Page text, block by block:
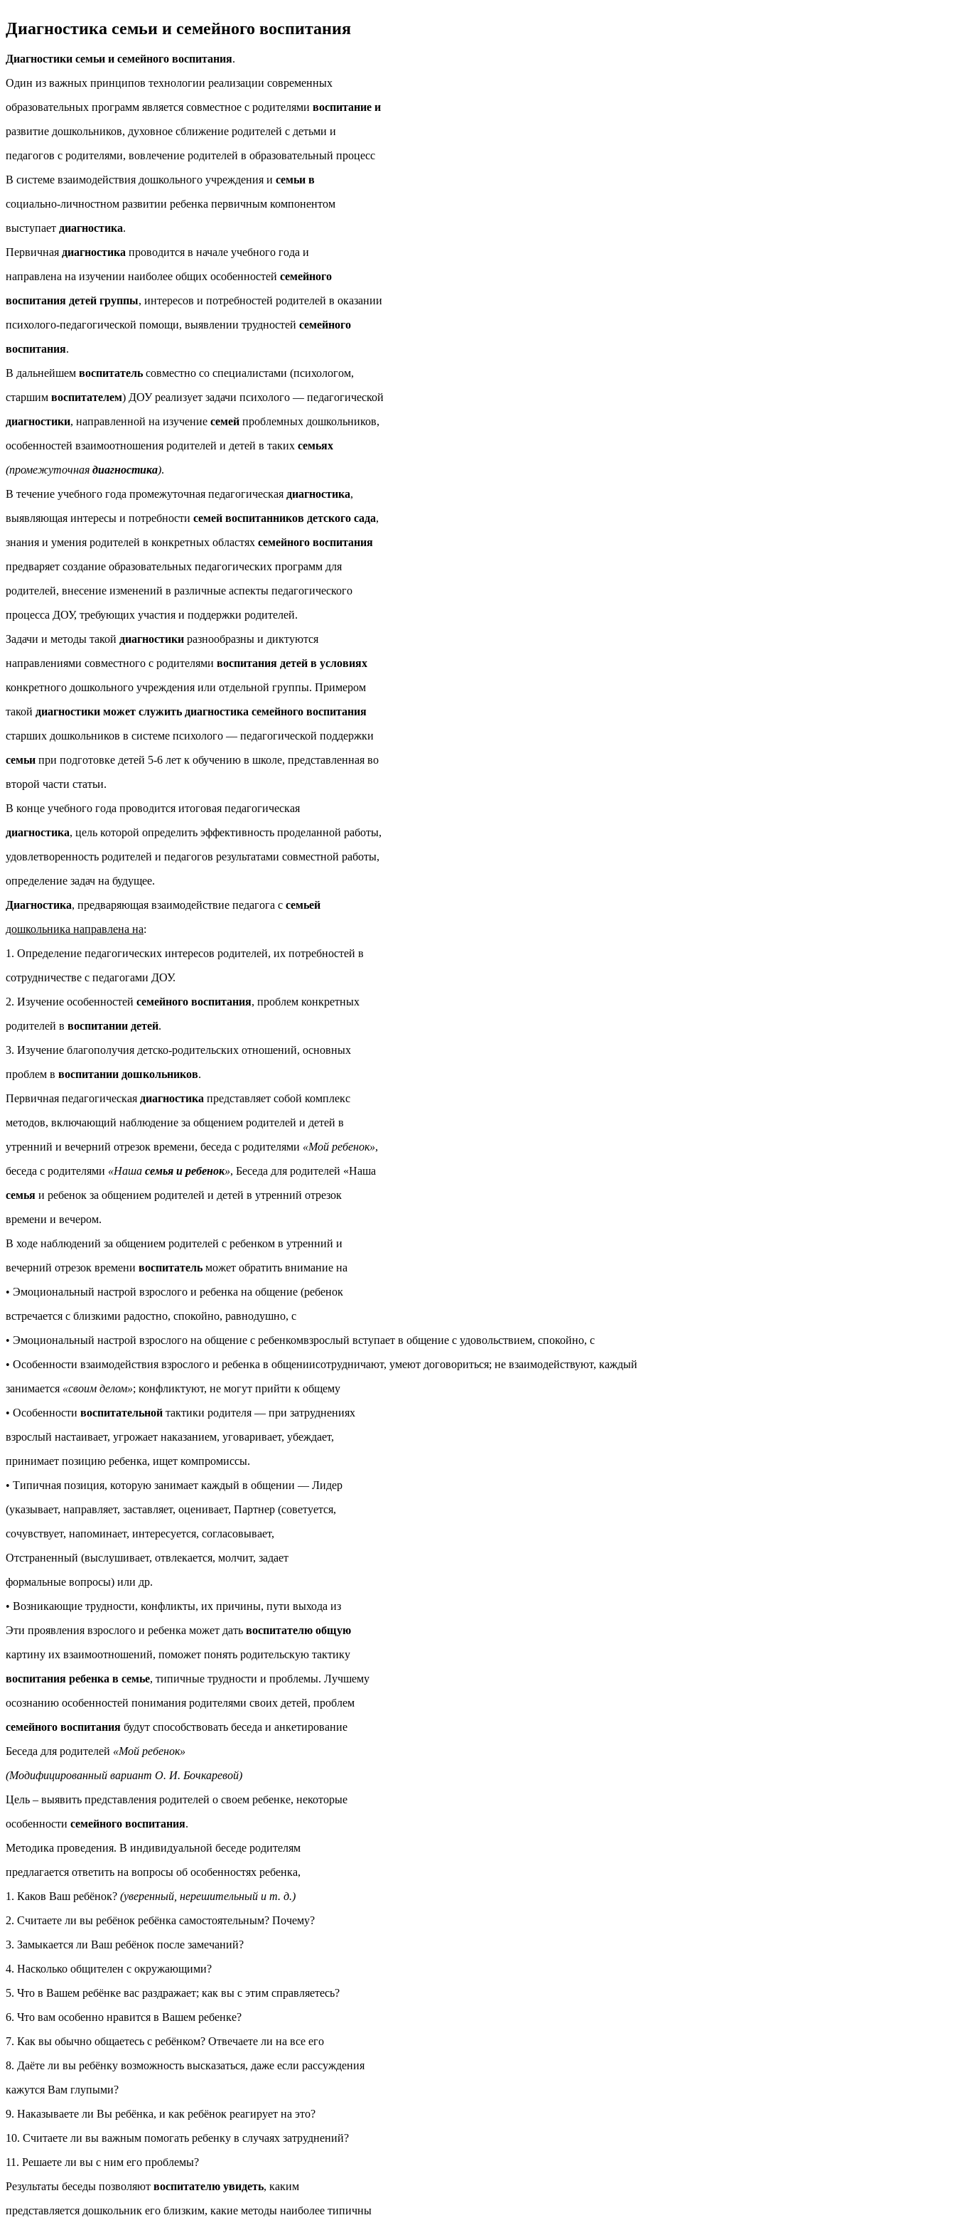
Диагностика семьи и семейного воспитания
Диагностики семьи и семейного воспитания.
Один из важных принципов технологии реализации современных
образовательных программ является совместное с родителями воспитание и
развитие дошкольников, духовное сближение родителей с детьми и
педагогов с родителями, вовлечение родителей в образовательный процесс
В системе взаимодействия дошкольного учреждения и семьи в
социально-личностном развитии ребенка первичным компонентом
выступает диагностика.
Первичная диагностика проводится в начале учебного года и
направлена на изучении наиболее общих особенностей семейного
воспитания детей группы, интересов и потребностей родителей в оказании
психолого-педагогической помощи, выявлении трудностей семейного
воспитания.
В дальнейшем воспитатель совместно со специалистами (психологом,
старшим воспитателем) ДОУ реализует задачи психолого — педагогической
диагностики, направленной на изучение семей проблемных дошкольников,
особенностей взаимоотношения родителей и детей в таких семьях
(промежуточная диагностика).
В течение учебного года промежуточная педагогическая диагностика,
выявляющая интересы и потребности семей воспитанников детского сада,
знания и умения родителей в конкретных областях семейного воспитания
предваряет создание образовательных педагогических программ для
родителей, внесение изменений в различные аспекты педагогического
процесса ДОУ, требующих участия и поддержки родителей.
Задачи и методы такой диагностики разнообразны и диктуются
направлениями совместного с родителями воспитания детей в условиях
конкретного дошкольного учреждения или отдельной группы. Примером
такой диагностики может служить диагностика семейного воспитания
старших дошкольников в системе психолого — педагогической поддержки
семьи при подготовке детей 5-6 лет к обучению в школе, представленная во
второй части статьи.
В конце учебного года проводится итоговая педагогическая
диагностика, цель которой определить эффективность проделанной работы,
удовлетворенность родителей и педагогов результатами совместной работы,
определение задач на будущее.
Диагностика, предваряющая взаимодействие педагога с семьей
дошкольника направлена на:
1. Определение педагогических интересов родителей, их потребностей в
сотрудничестве с педагогами ДОУ.
2. Изучение особенностей семейного воспитания, проблем конкретных
родителей в воспитании детей.
3. Изучение благополучия детско-родительских отношений, основных
проблем в воспитании дошкольников.
Первичная педагогическая диагностика представляет собой комплекс
методов, включающий наблюдение за общением родителей и детей в
утренний и вечерний отрезок времени, беседа с родителями «Мой ребенок»,
беседа с родителями «Наша семья и ребенок», Беседа для родителей «Наша
семья и ребенок за общением родителей и детей в утренний отрезок
времени и вечером.
В ходе наблюдений за общением родителей с ребенком в утренний и
вечерний отрезок времени воспитатель может обратить внимание на
• Эмоциональный настрой взрослого и ребенка на общение (ребенок
встречается с близкими радостно, спокойно, равнодушно, с
• Эмоциональный настрой взрослого на общение с ребенкомвзрослый вступает в общение с удовольствием, спокойно, с
• Особенности взаимодействия взрослого и ребенка в общениисотрудничают, умеют договориться; не взаимодействуют, каждый
занимается «своим делом»; конфликтуют, не могут прийти к общему
• Особенности воспитательной тактики родителя — при затруднениях
взрослый настаивает, угрожает наказанием, уговаривает, убеждает,
принимает позицию ребенка, ищет компромиссы.
• Типичная позиция, которую занимает каждый в общении — Лидер
(указывает, направляет, заставляет, оценивает, Партнер (советуется,
сочувствует, напоминает, интересуется, согласовывает,
Отстраненный (выслушивает, отвлекается, молчит, задает
формальные вопросы) или др.
• Возникающие трудности, конфликты, их причины, пути выхода из
Эти проявления взрослого и ребенка может дать воспитателю общую
картину их взаимоотношений, поможет понять родительскую тактику
воспитания ребенка в семье, типичные трудности и проблемы. Лучшему
осознанию особенностей понимания родителями своих детей, проблем
семейного воспитания будут способствовать беседа и анкетирование
Беседа для родителей «Мой ребенок»
(Модифицированный вариант О. И. Бочкаревой)
Цель – выявить представления родителей о своем ребенке, некоторые
особенности семейного воспитания.
Методика проведения. В индивидуальной беседе родителям
предлагается ответить на вопросы об особенностях ребенка,
1. Каков Ваш ребёнок? (уверенный, нерешительный и т. д.)
2. Считаете ли вы ребёнок ребёнка самостоятельным? Почему?
3. Замыкается ли Ваш ребёнок после замечаний?
4. Насколько общителен с окружающими?
5. Что в Вашем ребёнке вас раздражает; как вы с этим справляетесь?
6. Что вам особенно нравится в Вашем ребенке?
7. Как вы обычно общаетесь с ребёнком? Отвечаете ли на все его
8. Даёте ли вы ребёнку возможность высказаться, даже если рассуждения
кажутся Вам глупыми?
9. Наказываете ли Вы ребёнка, и как ребёнок реагирует на это?
10. Считаете ли вы важным помогать ребенку в случаях затруднений?
11. Решаете ли вы с ним его проблемы?
Результаты беседы позволяют воспитателю увидеть, каким
представляется дошкольник его близким, какие методы наиболее типичны